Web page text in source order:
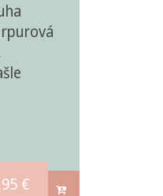
€